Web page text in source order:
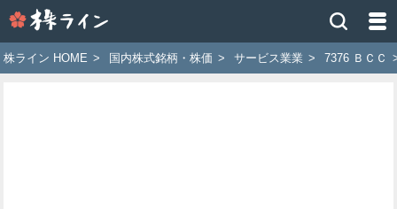
イ
ン
株ライン HOME > 国内株式銘柄・株価 > サービス業業 > 7376 ＢＣＣ